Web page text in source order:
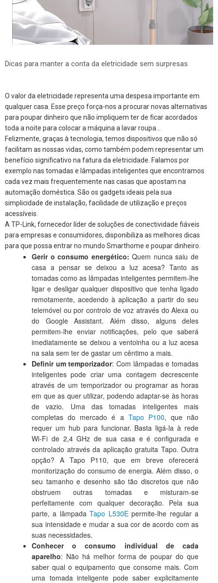
Dicas para manter a conta da eletricidade sem surpresas
O valor da eletricidade representa uma despesa importante em
qualquer casa. Esse preço força-nos a procurar novas alternativas
para poupar dinheiro que não impliquem ter de ficar acordados
toda a noite para colocar a máquina a lavar roupa...
Felizmente, graças à tecnologia, temos dispositivos que não só
facilitam as nossas vidas, como também podem representar um
benefício significativo na fatura da eletricidade. Falamos por
exemplo nas tomadas e lâmpadas inteligentes que encontramos
cada vez mais frequentemente nas casas que apostam na
automação doméstica. São os gadgets ideais pela sua
simplicidade de instalação, facilidade de utilização e preços
acessíveis.
A TP-Link, fornecedor líder de soluções de conectividade fiáveis
para empresas e consumidores, disponibiliza as melhores dicas
para que possa entrar no mundo Smarthome e poupar dinheiro.
Gerir o consumo energético: Quem nunca saiu de
casa a pensar se deixou a luz acesa? Tanto as
tomadas como as lâmpadas inteligentes permitem-lhe
ligar e desligar qualquer dispositivo que tenha ligado
remotamente, acedendo à aplicação a partir do seu
telemóvel ou por controlo de voz através do Alexa ou
do Google Assistant. Além disso, alguns deles
permitem-lhe enviar notificações, pelo que saberá
imediatamente se deixou a ventoinha ou a luz acesa
na sala sem ter de gastar um cêntimo a mais.
Definir um temporizador: Com lâmpadas e tomadas
inteligentes pode criar uma contagem decrescente
através de um temporizador ou programar as horas
em que as quer utilizar, podendo adaptar-se às horas
de vazio. Uma das tomadas inteligentes mais
completas do mercado é a Tapo P100, que não
requer um hub para funcionar. Basta ligá-la à rede
Wi-Fi de 2,4 GHz de sua casa e é configurada e
controlado através da aplicação gratuita Tapo. Outra
opção? A Tapo P110, que em breve oferecerá
monitorização do consumo de energia. Além disso, o
seu tamanho e desenho são tão discretos que não
obstruem outras tomadas e misturam-se
perfeitamente com qualquer decoração. Pela sua
parte, a lâmpadaTapo L530Epermite-lhe regular a
sua intensidade e mudar a sua cor de acordo com as
suas necessidades.
Conhecer o consumo individual de cada
aparelho: Não há melhor forma de poupar do que
saber qual o equipamento que consome mais. Com
uma tomada inteligente pode saber explicitamente